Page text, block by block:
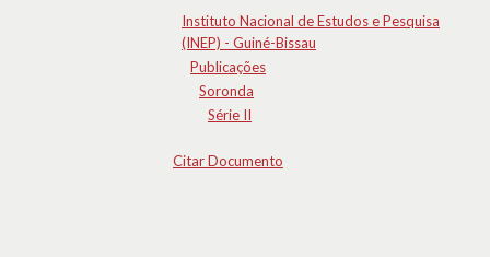
Instituto Nacional de Estudos e Pesquisa
(INEP) - Guiné-Bissau
Publicações
Soronda
Série II
Citar Documento